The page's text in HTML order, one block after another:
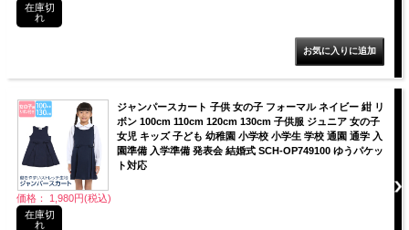
在庫切
れ
ジャンパースカート 子供 女の子 フォーマル ネイビー 紺 リ
ボン 100cm 110cm 120cm 130cm 子供服 ジュニア 女の子
女児 キッズ 子ども 幼稚園 小学校 小学生 学校 通園 通学 入
園準備 入学準備 発表会 結婚式 SCH-OP749100 ゆうパケッ
ト対応
価格： 1,980円(税込)
在庫切
れ